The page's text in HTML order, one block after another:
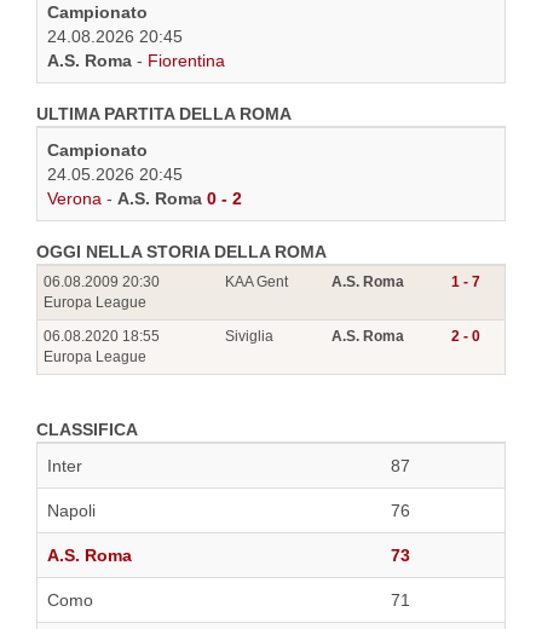
Campionato
24.08.2026 20:45
A.S. Roma - Fiorentina
ULTIMA PARTITA DELLA ROMA
Campionato
24.05.2026 20:45
Verona - A.S. Roma 0 - 2
OGGI NELLA STORIA DELLA ROMA
06.08.2009 20:30
Europa League
KAA Gent A.S. Roma 1 - 7
06.08.2020 18:55
Europa League
Siviglia A.S. Roma 2 - 0
CLASSIFICA
Inter
87
Napoli 76
A.S. Roma 73
Como 71